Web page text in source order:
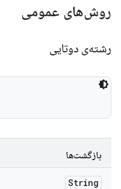
روش‌های عمومی
رشته‌ی دوتایی
بازگشت‌ها
String